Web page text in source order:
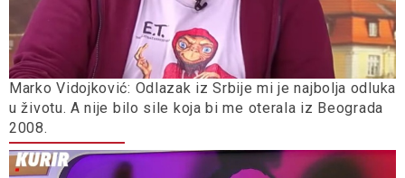
Marko Vidojković: Odlazak iz Srbije mi je najbolja odluka
u životu. A nije bilo sile koja bi me oterala iz Beograda
2008.